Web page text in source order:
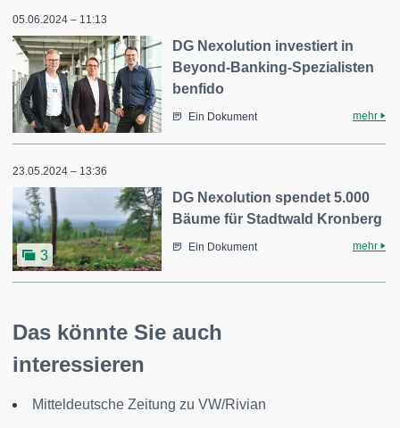
05.06.2024 – 11:13
DG Nexolution investiert in
Beyond-Banking-Spezialisten
benfido
Ein Dokument mehr
23.05.2024 – 13:36
3
DG Nexolution spendet 5.000
Bäume für Stadtwald Kronberg
Ein Dokument mehr
Das könnte Sie auch
interessieren
Mitteldeutsche Zeitung zu VW/Rivian